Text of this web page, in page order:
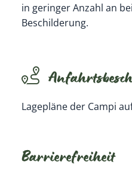
in geringer Anzahl an
Beschilderung.
Lagepläne der Campi
Barrierefreiheit